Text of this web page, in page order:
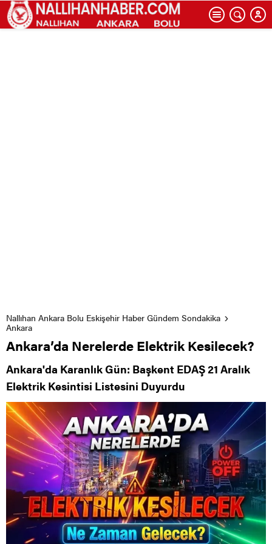
Nallıhan Ankara Bolu Eskişehir Haber Gündem Sondakika
Ankara
Ankara’da Nerelerde Elektrik Kesilecek?
Ankara'da Karanlık Gün: Başkent EDAŞ 21 Aralık
Elektrik Kesintisi Listesini Duyurdu